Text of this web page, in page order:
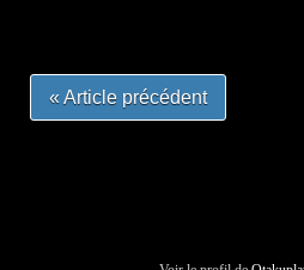
« Article précédent